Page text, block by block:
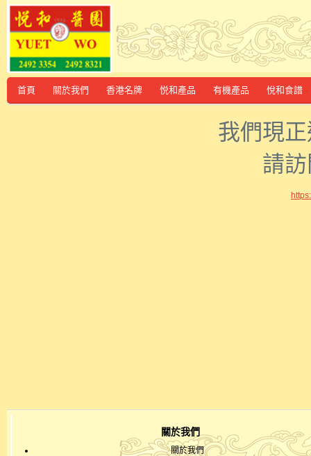
首頁 關於我們 香港名牌 悦和產品 有機產品 悅和食譜
我們現
請
關於我們
關於我們